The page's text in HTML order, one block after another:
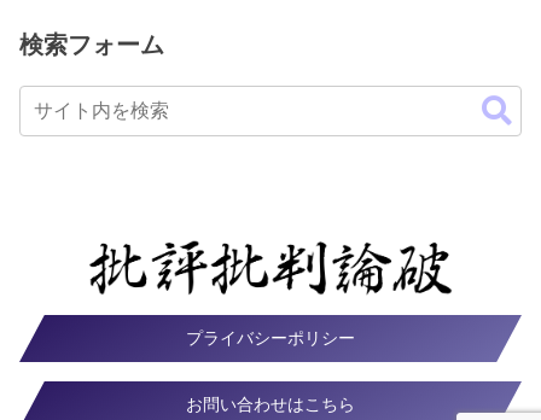
検索フォーム
プライバシーポリシー
お問い合わせはこちら